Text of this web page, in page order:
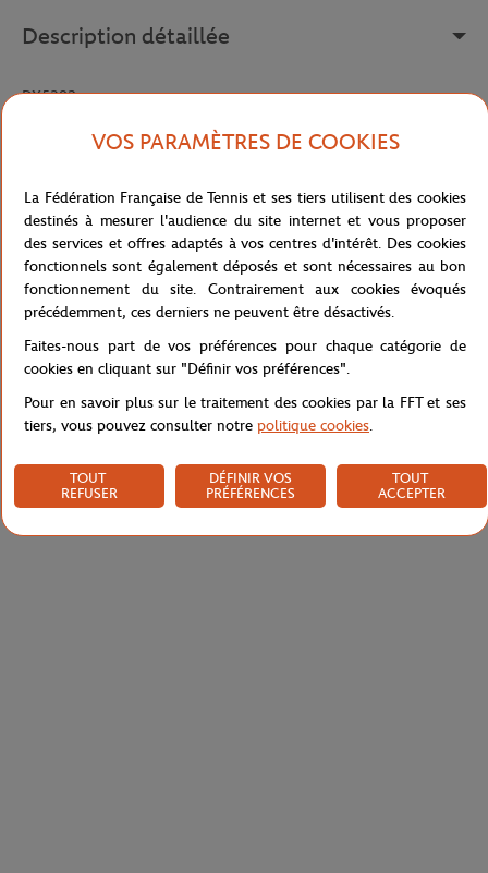
Description détaillée
DX5382
Référence : DX5382-100
Caractéristiques
Livraison et retours
VOS PARAMÈTRES DE COOKIES
La Fédération Française de Tennis et ses tiers utilisent des cookies
destinés à mesurer l'audience du site internet et vous proposer
des services et offres adaptés à vos centres d'intérêt. Des cookies
fonctionnels sont également déposés et sont nécessaires au bon
fonctionnement du site. Contrairement aux cookies évoqués
précédemment, ces derniers ne peuvent être désactivés.
Faites-nous part de vos préférences pour chaque catégorie de
cookies en cliquant sur "Définir vos préférences".
Pour en savoir plus sur le traitement des cookies par la FFT et ses
tiers, vous pouvez consulter notre politique cookies.
TOUT
REFUSER
DÉFINIR VOS
PRÉFÉRENCES
TOUT
ACCEPTER